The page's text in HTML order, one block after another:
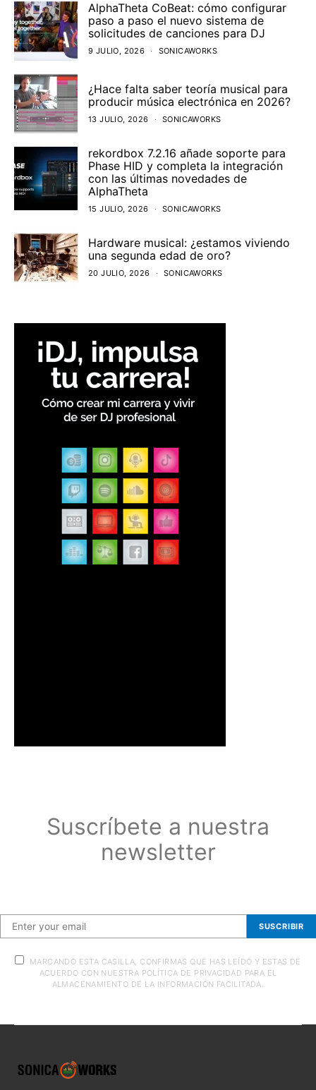
AlphaTheta CoBeat: cómo configurar
paso a paso el nuevo sistema de
solicitudes de canciones para DJ
9 JULIO, 2026 SONICAWORKS
¿Hace falta saber teoría musical para
producir música electrónica en 2026?
13 JULIO, 2026 SONICAWORKS
rekordbox 7.2.16 añade soporte para
Phase HID y completa la integración
con las últimas novedades de
AlphaTheta
15 JULIO, 2026 SONICAWORKS
Hardware musical: ¿estamos viviendo
una segunda edad de oro?
20 JULIO, 2026 SONICAWORKS
Suscríbete a nuestra
newsletter
SUSCRIBIR
MARCANDO ESTA CASILLA, CONFIRMAS QUE HAS LEÍDO Y ESTAS DE
ACUERDO CON NUESTRA POLÍTICA DE PRIVACIDAD PARA EL
ALMACENAMIENTO DE LA INFORMACIÓN FACILITADA.